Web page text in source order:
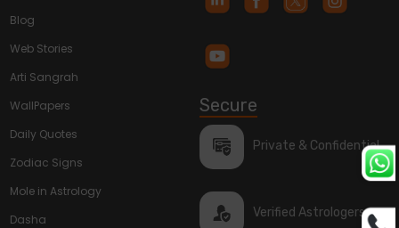
Blog
Web Stories
Arti Sangrah
WallPapers
Daily Quotes
Zodiac Signs
Mole in Astrology
Dasha
Secure
Private & Confidential
Verified Astrologers